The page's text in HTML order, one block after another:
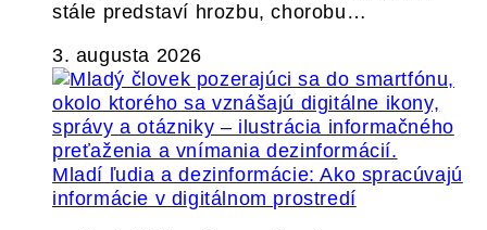
stále predstaví hrozbu, chorobu…
3. augusta 2026
Mladí ľudia a dezinformácie: Ako spracúvajú
informácie v digitálnom prostredí